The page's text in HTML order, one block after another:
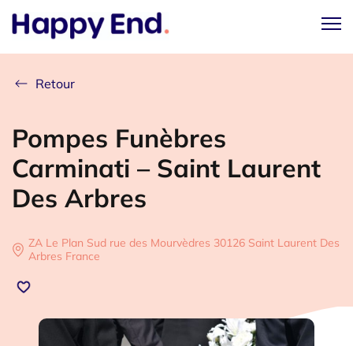
Retour
Pompes Funèbres
Carminati – Saint Laurent
Des Arbres
ZA Le Plan Sud rue des Mourvèdres 30126 Saint Laurent Des
Arbres France